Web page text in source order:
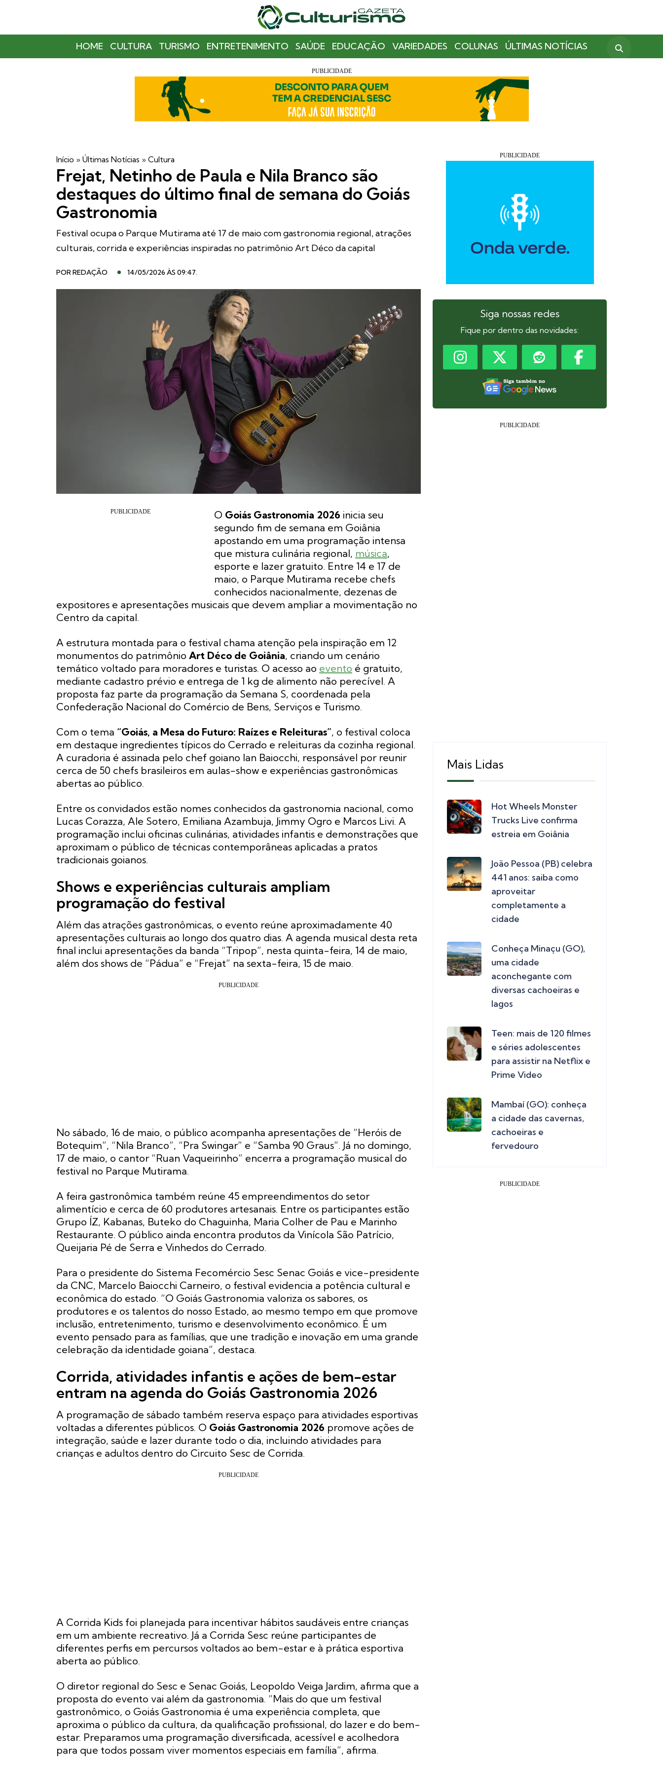
HOME CULTURA TURISMO ENTRETENIMENTO SAÚDE EDUCAÇÃO VARIEDADES COLUNAS ÚLTIMAS NOTÍCIAS
Início » Últimas Notícias » Cultura
Frejat, Netinho de Paula e Nila Branco são
destaques do último final de semana do Goiás
Gastronomia
Festival ocupa o Parque Mutirama até 17 de maio com gastronomia regional, atrações
culturais, corrida e experiências inspiradas no patrimônio Art Déco da capital
PORREDAÇÃO 14/05/2026 ÀS 09:47.
O Goiás Gastronomia 2026 inicia seu
segundo fim de semana em Goiânia
apostando em uma programação intensa
que mistura culinária regional, música,
esporte e lazer gratuito. Entre 14 e 17 de
maio, o Parque Mutirama recebe chefs
conhecidos nacionalmente, dezenas de
expositores e apresentações musicais que devem ampliar a movimentação no
Centro da capital.
A estrutura montada para o festival chama atenção pela inspiração em 12
monumentos do patrimônio Art Déco de Goiânia, criando um cenário
temático voltado para moradores e turistas. O acesso ao evento é gratuito,
mediante cadastro prévio e entrega de 1 kg de alimento não perecível. A
proposta faz parte da programação da Semana S, coordenada pela
Confederação Nacional do Comércio de Bens, Serviços e Turismo.
Com o tema “Goiás, a Mesa do Futuro: Raízes e Releituras”, o festival coloca
em destaque ingredientes típicos do Cerrado e releituras da cozinha regional.
A curadoria é assinada pelo chef goiano Ian Baiocchi, responsável por reunir
cerca de 50 chefs brasileiros em aulas-show e experiências gastronômicas
abertas ao público.
Entre os convidados estão nomes conhecidos da gastronomia nacional, como
Lucas Corazza, Ale Sotero, Emiliana Azambuja, Jimmy Ogro e Marcos Livi. A
programação inclui oficinas culinárias, atividades infantis e demonstrações que
aproximam o público de técnicas contemporâneas aplicadas a pratos
tradicionais goianos.
Shows e experiências culturais ampliam
programação do festival
Além das atrações gastronômicas, o evento reúne aproximadamente 40
apresentações culturais ao longo dos quatro dias. A agenda musical desta reta
final inclui apresentações da banda “Tripop”, nesta quinta-feira, 14 de maio,
além dos shows de “Pádua” e “Frejat” na sexta-feira, 15 de maio.
No sábado, 16 de maio, o público acompanha apresentações de “Heróis de
Botequim”, “Nila Branco”, “Pra Swingar” e “Samba 90 Graus”. Já no domingo,
17 de maio, o cantor “Ruan Vaqueirinho” encerra a programação musical do
festival no Parque Mutirama.
A feira gastronômica também reúne 45 empreendimentos do setor
alimentício e cerca de 60 produtores artesanais. Entre os participantes estão
Grupo ÍZ, Kabanas, Buteko do Chaguinha, Maria Colher de Pau e Marinho
Restaurante. O público ainda encontra produtos da Vinícola São Patrício,
Queijaria Pé de Serra e Vinhedos do Cerrado.
Para o presidente do Sistema Fecomércio Sesc Senac Goiás e vice-presidente
da CNC, Marcelo Baiocchi Carneiro, o festival evidencia a potência cultural e
econômica do estado. “O Goiás Gastronomia valoriza os sabores, os
produtores e os talentos do nosso Estado, ao mesmo tempo em que promove
inclusão, entretenimento, turismo e desenvolvimento econômico. É um
evento pensado para as famílias, que une tradição e inovação em uma grande
celebração da identidade goiana”, destaca.
Corrida, atividades infantis e ações de bem-estar
entram na agenda do Goiás Gastronomia 2026
A programação de sábado também reserva espaço para atividades esportivas
voltadas a diferentes públicos. O Goiás Gastronomia 2026 promove ações de
integração, saúde e lazer durante todo o dia, incluindo atividades para
crianças e adultos dentro do Circuito Sesc de Corrida.
A Corrida Kids foi planejada para incentivar hábitos saudáveis entre crianças
em um ambiente recreativo. Já a Corrida Sesc reúne participantes de
diferentes perfis em percursos voltados ao bem-estar e à prática esportiva
aberta ao público.
O diretor regional do Sesc e Senac Goiás, Leopoldo Veiga Jardim, afirma que a
proposta do evento vai além da gastronomia. “Mais do que um festival
gastronômico, o Goiás Gastronomia é uma experiência completa, que
aproxima o público da cultura, da qualificação profissional, do lazer e do bem-
estar. Preparamos uma programação diversificada, acessível e acolhedora
para que todos possam viver momentos especiais em família”, afirma.
Siga nossas redes
Fique por dentro das novidades:
Mais Lidas
Hot Wheels Monster
Trucks Live confirma
estreia em Goiânia
João Pessoa (PB) celebra
441 anos: saiba como
aproveitar
completamente a
cidade
Conheça Minaçu (GO),
uma cidade
aconchegante com
diversas cachoeiras e
lagos
Teen: mais de 120 filmes
e séries adolescentes
para assistir na Netflix e
Prime Video
Mambaí (GO): conheça
a cidade das cavernas,
cachoeiras e
fervedouro